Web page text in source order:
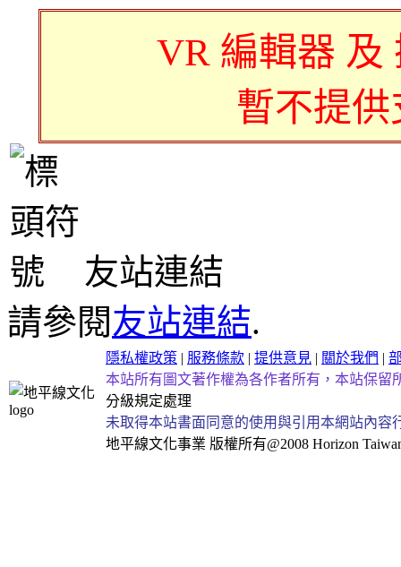
VR 編輯器 及
暫不提
友站連結
請參閱友站連結.
隱私權政策 | 服務條款 | 提供意見 | 關於我們 |
本站所有圖文著作權為各作者所有，本站保留
分級規定處理
未取得本站書面同意的使用與引用本網站內
地平線文化事業 版權所有@2008 Horizon